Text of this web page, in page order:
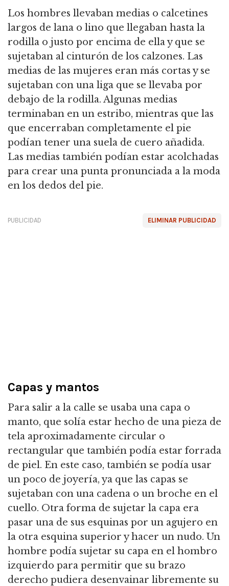
Los hombres llevaban medias o calcetines
largos de lana o lino que llegaban hasta la
rodilla o justo por encima de ella y que se
sujetaban al cinturón de los calzones. Las
medias de las mujeres eran más cortas y se
sujetaban con una liga que se llevaba por
debajo de la rodilla. Algunas medias
terminaban en un estribo, mientras que las
que encerraban completamente el pie
podían tener una suela de cuero añadida.
Las medias también podían estar acolchadas
para crear una punta pronunciada a la moda
en los dedos del pie.
ELIMINAR PUBLICIDAD
PUBLICIDAD
Capas y mantos
Para salir a la calle se usaba una capa o
manto, que solía estar hecho de una pieza de
tela aproximadamente circular o
rectangular que también podía estar forrada
de piel. En este caso, también se podía usar
un poco de joyería, ya que las capas se
sujetaban con una cadena o un broche en el
cuello. Otra forma de sujetar la capa era
pasar una de sus esquinas por un agujero en
la otra esquina superior y hacer un nudo. Un
hombre podía sujetar su capa en el hombro
izquierdo para permitir que su brazo
derecho pudiera desenvainar libremente su